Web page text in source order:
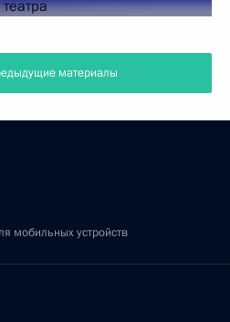
материалы
мобильных устройств